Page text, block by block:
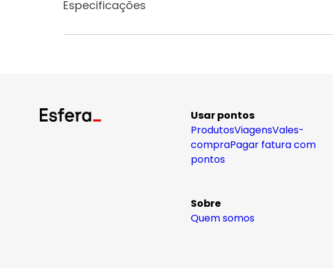
Especificações
Usar pontos
ProdutosViagensVales-
compraPagar fatura com
pontos
Sobre
Quem somos